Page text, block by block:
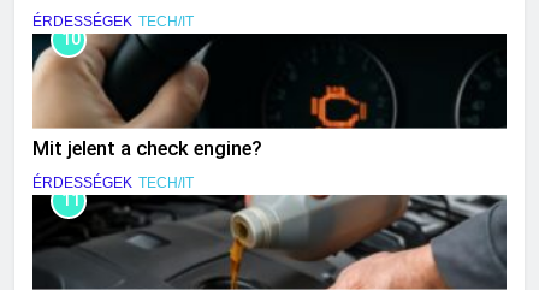
ÉRDESSÉGEK TECH/IT
10
Mit jelent a check engine?
ÉRDESSÉGEK TECH/IT
11